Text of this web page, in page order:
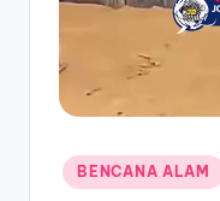
ri
Posted
in
BENCANA ALAM